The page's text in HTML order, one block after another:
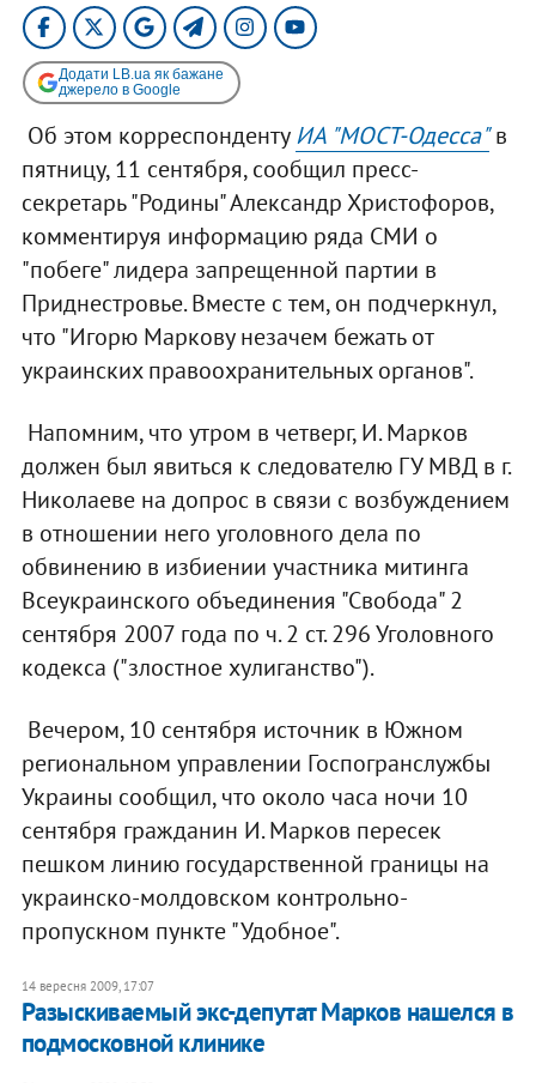
Додати LB.ua як бажане
джерело в Google
Об этом корреспондентуИА "МОСТ-Одесса"в
пятницу, 11 сентября, сообщил пресс-
секретарь "Родины" Александр Христофоров,
комментируя информацию ряда СМИ о
"побеге" лидера запрещенной партии в
Приднестровье. Вместе с тем, он подчеркнул,
что "Игорю Маркову незачем бежать от
украинских правоохранительных органов".
Напомним, что утром в четверг, И. Марков
должен был явиться к следователю ГУ МВД в г.
Николаеве на допрос в связи с возбуждением
в отношении него уголовного дела по
обвинению в избиении участника митинга
Всеукраинского объединения "Свобода" 2
сентября 2007 года по ч. 2 ст. 296 Уголовного
кодекса ("злостное хулиганство").
Вечером, 10 сентября источник в Южном
региональном управлении Госпогранслужбы
Украины сообщил, что около часа ночи 10
сентября гражданин И. Марков пересек
пешком линию государственной границы на
украинско-молдовском контрольно-
пропускном пункте "Удобное".
14 вересня 2009, 17:07
Разыскиваемый экс-депутат Марков нашелся в
подмосковной клинике